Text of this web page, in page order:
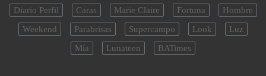
Diario Perfil Caras Marie Claire Fortuna
Hombre
Weekend
Parabrisas Supercampo Look
Luz
Mía
Lunateen BATimes